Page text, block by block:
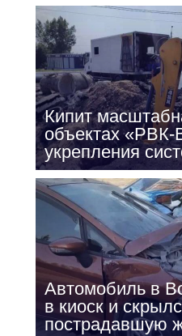
Кипит
объектах
укрепления
Автомобиль в
в киоск и
пострадавшую